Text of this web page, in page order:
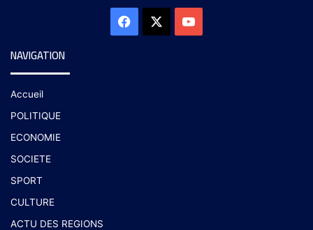
NAVIGATION
Accueil
POLITIQUE
ECONOMIE
SOCIETE
SPORT
CULTURE
ACTU DES REGIONS